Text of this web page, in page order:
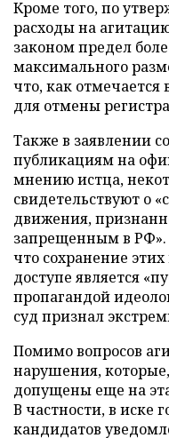
Кроме того, по
расходы на
законом предел
максимального
что, как отмечается
для отмены
Также в заявлении
публикациям на
мнению истца,
свидетельствуют о
движения,
запрещенным в РФ».
что сохранение
доступе является
пропагандой
суд признал
Помимо вопросов
нарушения,
допущены еще на
В частности, в иске
кандидатов